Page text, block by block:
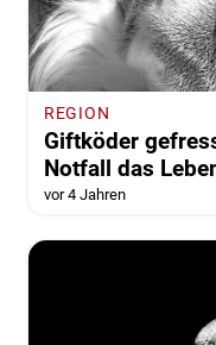
REGION
Giftköder
Notfall das
vor 4 Jahren